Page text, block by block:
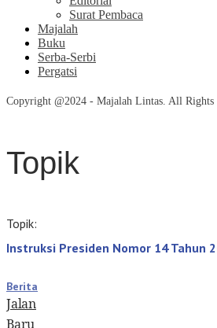
Surat Pembaca
Majalah
Buku
Serba-Serbi
Pergatsi
Copyright @2024 - Majalah Lintas. All Rights
Topik
Topik:
Instruksi Presiden Nomor 14 Tahun
Berita
Jalan
Baru